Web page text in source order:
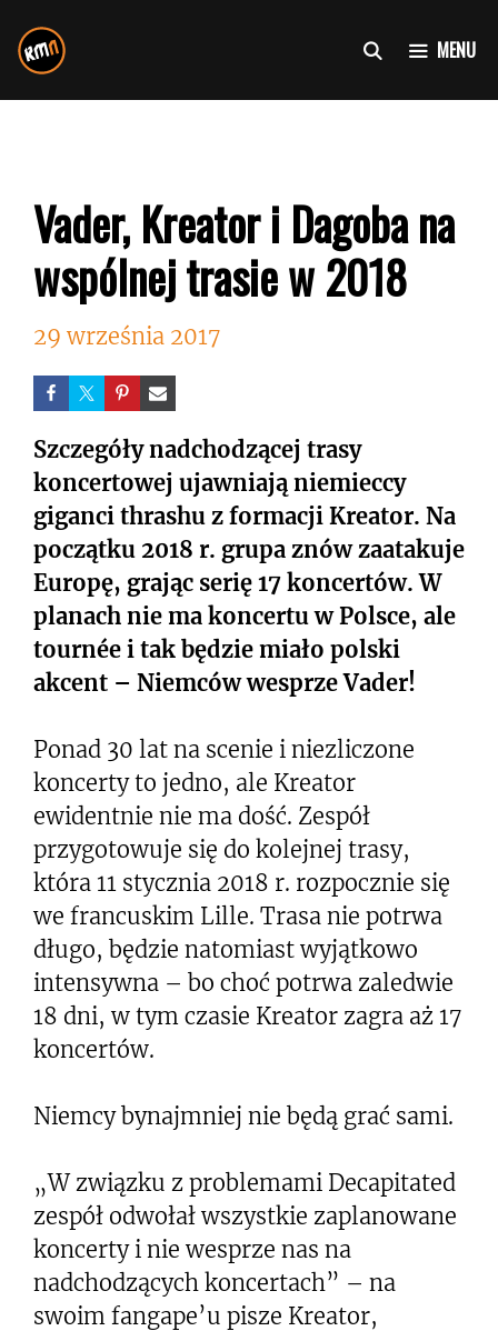
do
treści
MENU
Vader, Kreator i Dagoba na
wspólnej trasie w 2018
29 września 2017
Szczegóły nadchodzącej trasy
koncertowej ujawniają niemieccy
giganci thrashu z formacji Kreator. Na
początku 2018 r. grupa znów zaatakuje
Europę, grając serię 17 koncertów. W
planach nie ma koncertu w Polsce, ale
tournée i tak będzie miało polski
akcent – Niemców wesprze Vader!
Ponad 30 lat na scenie i niezliczone
koncerty to jedno, ale Kreator
ewidentnie nie ma dość. Zespół
przygotowuje się do kolejnej trasy,
która 11 stycznia 2018 r. rozpocznie się
we francuskim Lille. Trasa nie potrwa
długo, będzie natomiast wyjątkowo
intensywna – bo choć potrwa zaledwie
18 dni, w tym czasie Kreator zagra aż 17
koncertów.
Niemcy bynajmniej nie będą grać sami.
„W związku z problemami Decapitated
zespół odwołał wszystkie zaplanowane
koncerty i nie wesprze nas na
nadchodzących koncertach” – na
swoim fangape’u pisze Kreator,